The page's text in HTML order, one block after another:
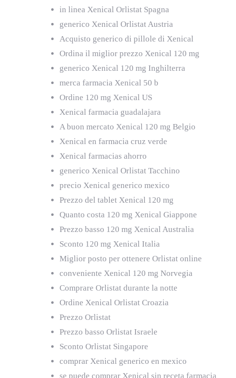
in linea Xenical Orlistat Spagna
generico Xenical Orlistat Austria
Acquisto generico di pillole di Xenical
Ordina il miglior prezzo Xenical 120 mg
generico Xenical 120 mg Inghilterra
merca farmacia Xenical 50 b
Ordine 120 mg Xenical US
Xenical farmacia guadalajara
A buon mercato Xenical 120 mg Belgio
Xenical en farmacia cruz verde
Xenical farmacias ahorro
generico Xenical Orlistat Tacchino
precio Xenical generico mexico
Prezzo del tablet Xenical 120 mg
Quanto costa 120 mg Xenical Giappone
Prezzo basso 120 mg Xenical Australia
Sconto 120 mg Xenical Italia
Miglior posto per ottenere Orlistat online
conveniente Xenical 120 mg Norvegia
Comprare Orlistat durante la notte
Ordine Xenical Orlistat Croazia
Prezzo Orlistat
Prezzo basso Orlistat Israele
Sconto Orlistat Singapore
comprar Xenical generico en mexico
se puede comprar Xenical sin receta farmacia